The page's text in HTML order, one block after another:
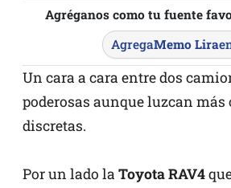
Agréganos como tu fuente
AgregaMemo Lira
Un cara a cara entre dos
poderosas aunque luzcan más
discretas.
Por un lado la Toyota RAV4